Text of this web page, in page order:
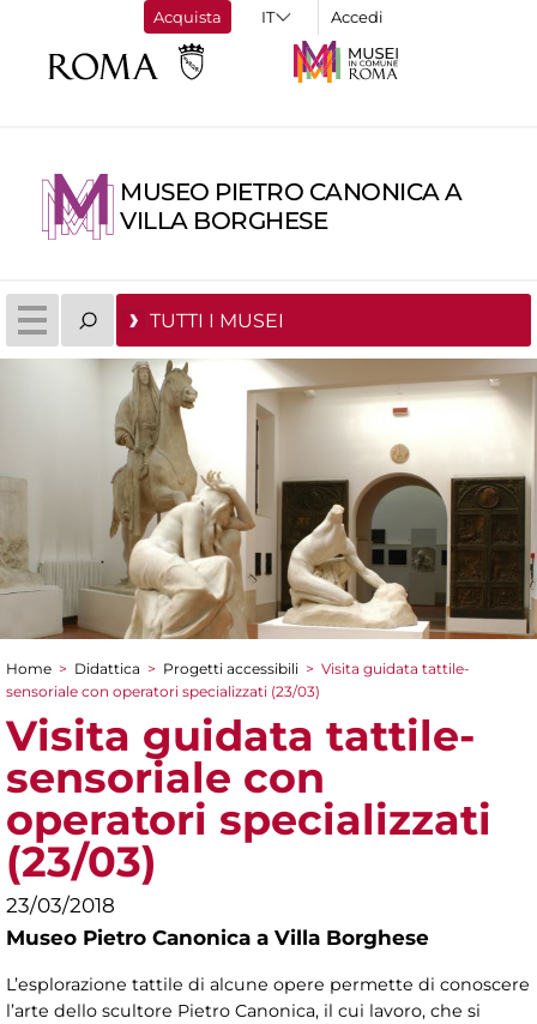
Acquista Accedi
MUSEO PIETRO CANONICA A
VILLA BORGHESE
TUTTI I MUSEI
Tu sei qui
Home > Didattica > Progetti accessibili > Visita guidata tattile-
sensoriale con operatori specializzati (23/03)
Visita guidata tattile-
sensoriale con
operatori specializzati
(23/03)
23/03/2018
Museo Pietro Canonica a Villa Borghese
L’esplorazione tattile di alcune opere permette di conoscere
l’arte dello scultore Pietro Canonica, il cui lavoro, che si